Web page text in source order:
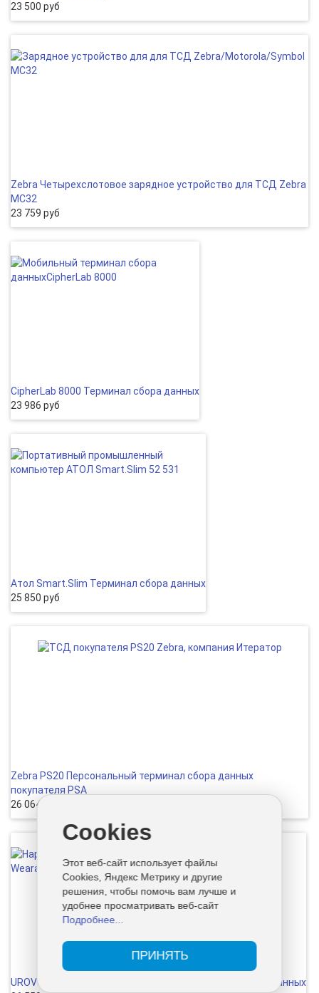
23 500 руб
Zebra Четырехслотовое зарядное устройство для ТСД Zebra
MC32
23 759 руб
CipherLab 8000 Терминал сбора данных
23 986 руб
Атол Smart.Slim Терминал сбора данных
25 850 руб
Zebra PS20 Персональный терминал сбора данных
покупателя PSA
26 064 руб
UROVO U2 Rugged Wearable Наручный терминал сбора данных
Cookies
Этот веб-сайт использует файлы
Cookies, Яндекс Метрику и другие
решения, чтобы помочь вам лучше и
удобнее просматривать веб-сайт
Подробнее...
ПРИНЯТЬ